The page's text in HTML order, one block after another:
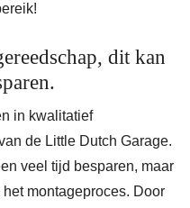
dit kan
in kwalitatief
de Little Dutch Garage.
veel tijd besparen, maar
montageproces. Door